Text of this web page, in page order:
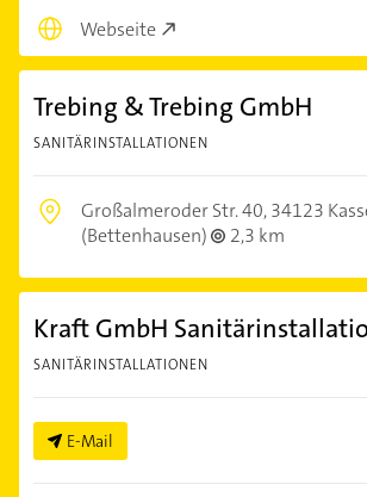
Webseite
Trebing & Trebing GmbH
SANITÄRINSTALLATIONEN
Großalmeroder Str. 40,34123
(Bettenhausen)
2,3 km
Kraft GmbH
SANITÄRINSTALLATIONEN
E-Mail